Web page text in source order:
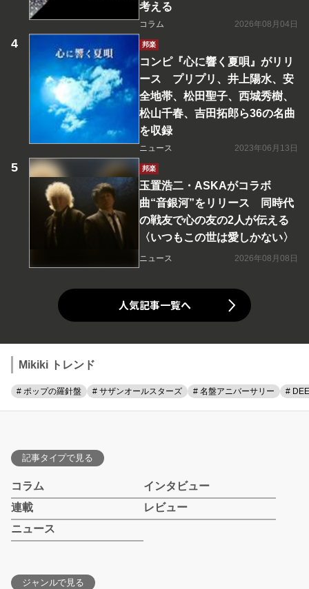
考える
コラム 2026年08月04日
邦楽
コンピ『心に響く夏唄』がリリ
ース プリプリ、井上陽水、安
全地帯、松田聖子、西城秀樹、
松山千春、吉田拓郎ら36の名曲
を収録
ニュース 2023年06月13日
邦楽
玉置浩二・ASKAがコラボ
曲“音銀河”をリリース 同時代
の戦友で心の友の2人が伝える
〈いつもこの世は愛しかない〉
ニュース 2026年08月08日
人気記事一覧へ
Mikiki トレンド
# ポップの羅針盤 # サザンオールスターズ # 名盤アニバーサリー #
記事タイプで見る
コラム
インタビュー
連載
レビュー
ニュース
ジャンルで見る